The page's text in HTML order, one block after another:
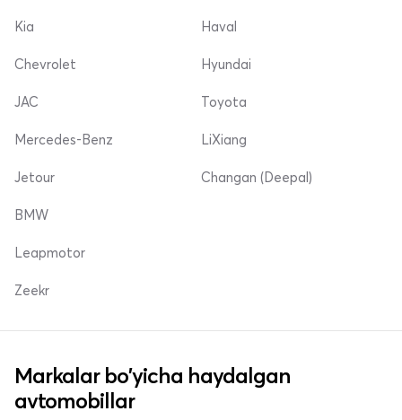
Kia
Chevrolet
Haval
Hyundai
JAC
Mercedes-Benz
Jetour
Toyota
LiXiang
Changan (Deepal)
BMW
Leapmotor
Zeekr
Markalar bo'yicha haydalgan
avtomobillar